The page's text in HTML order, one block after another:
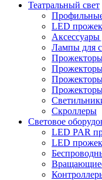
Театральный свет
LED
Аксессуары
Лампы для
Скроллеры
Световое
LED PAR
LED